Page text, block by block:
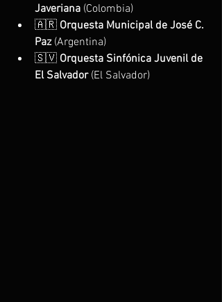
Javeriana (Colombia)
🇦🇷 Orquesta Municipal de José C.
Paz (Argentina)
🇸🇻 Orquesta Sinfónica Juvenil de
El Salvador (El Salvador)